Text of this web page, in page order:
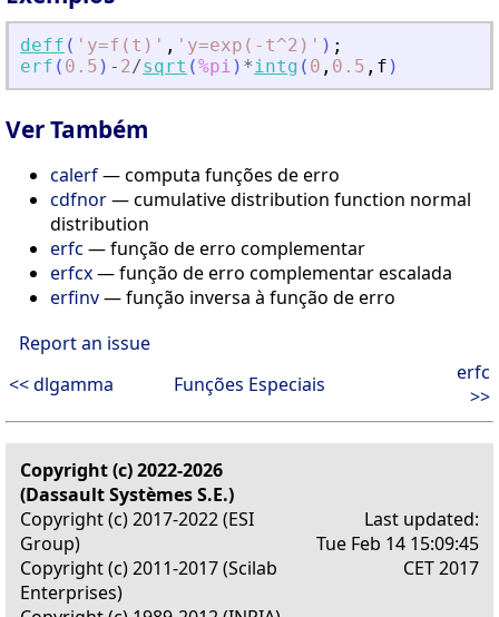
deff ( ' y=f(t) ' , ' y=exp(-t^2) ' ) ;
erf ( 0.5 ) - 2/sqrt (%pi ) *intg ( 0 , 0.5 , f )
Ver Também
calerf— computa funções de erro
cdfnor— cumulative distribution function normal
distribution
erfc — função de erro complementar
erfcx— função de erro complementar escalada
erfinv— função inversa à função de erro
Report an issue
<< dlgamma
Funções Especiais
erfc
>>
Copyright (c) 2022-2026
(Dassault Systèmes S.E.)
Copyright (c) 2017-2022 (ESI
Group)
Copyright (c) 2011-2017 (Scilab
Enterprises)
Last updated:
Tue Feb 14 15:09:45
CET 2017